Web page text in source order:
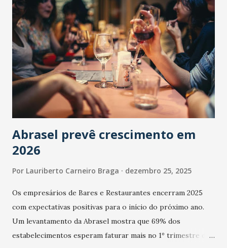
Abrasel prevê crescimento em
2026
Por Lauriberto Carneiro Braga dezembro 25, 2025
Os empresários de Bares e Restaurantes encerram 2025
com expectativas positivas para o início do próximo ano.
Um levantamento da Abrasel mostra que 69% dos
estabelecimentos esperam faturar mais no 1º trimestre de